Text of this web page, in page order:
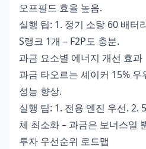
오프필드 효율 높음.
실행 팁: 1. 정기 소탕 60 배터
S랭크 1개 – F2P도 충분.
과금 요소별 에너지 개선 효과
과금 타오르는 셰이커 15%
성능 향상.
실행 팁: 1. 전용 엔진 우선. 2.
체 최소화 – 과금은 보너스일
투자 우선순위 로드맵